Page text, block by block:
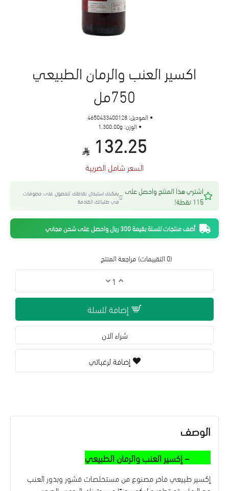
اكسير العنب والرمان الطبيعي
750مل
(0 التقييمات) مراجعة المنتج
132.25
السعر شامل الضريبة
الموديل: 4650433400128
الوزن: 1,300.00g
اشتري هذا المنتج واحصل على
115 نقطة!
يمكنك استبدال نقاطك للحصول على خصومات
في طلباتك القادمة
أضف منتجات للسلة بقيمة 300 ريال واحصل على شحن مجاني
إضافة للسلة
شراء الان
إضافة لرغباتي
الوصف
إكسير طبيعي فاخر مصنوع من مستخلصات قشور وبذور العنب